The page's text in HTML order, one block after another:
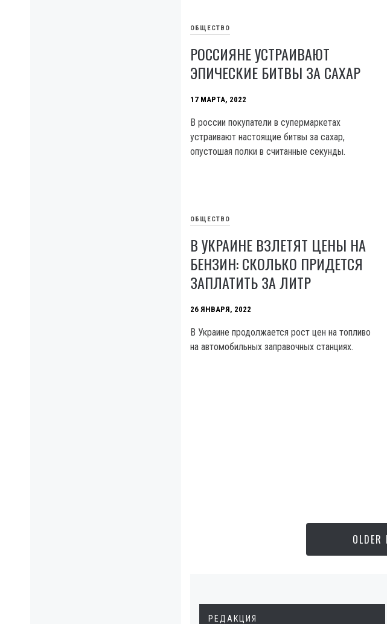
ОБЩЕСТВО
РОССИЯНЕ УСТРАИВАЮТ
ЭПИЧЕСКИЕ БИТВЫ ЗА САХАР
17 МАРТА, 2022
В россии покупатели в супермаркетах
устраивают настоящие битвы за сахар,
опустошая полки в считанные секунды.
ОБЩЕСТВО
В УКРАИНЕ ВЗЛЕТЯТ ЦЕНЫ НА
БЕНЗИН: СКОЛЬКО ПРИДЕТСЯ
ЗАПЛАТИТЬ ЗА ЛИТР
26 ЯНВАРЯ, 2022
В Украине продолжается рост цен на топливо
на автомобильных заправочных станциях.
OLDER
РЕДАКЦИЯ